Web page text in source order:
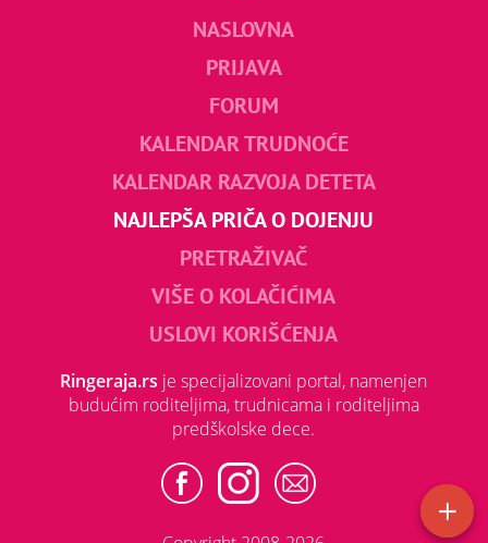
NASLOVNA
PRIJAVA
FORUM
KALENDAR TRUDNOĆE
KALENDAR RAZVOJA DETETA
NAJLEPŠA PRIČA O DOJENJU
PRETRAŽIVAČ
VIŠE O KOLAČIĆIMA
USLOVI KORIŠĆENJA
Ringeraja.rs je specijalizovani portal, namenjen
budućim roditeljima, trudnicama i roditeljima
predškolske dece.